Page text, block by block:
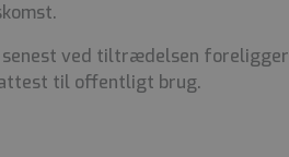
ved tiltrædelsen foreligger
til offentligt brug.